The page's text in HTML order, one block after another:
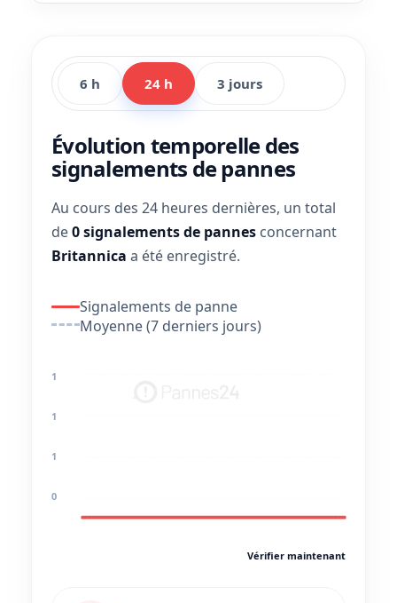
6 h 24 h 3 jours
Évolution temporelle des
signalements de pannes
Au cours des 24 heures dernières, un total
de0 signalements de pannes concernant
Britannica a été enregistré.
Signalements de panne
Moyenne (7 derniers jours)
1
1
1
0
Vérifier maintenant